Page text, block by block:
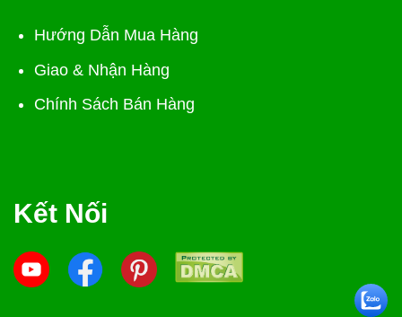
Hướng Dẫn Mua Hàng
Giao & Nhận Hàng
Chính Sách Bán Hàng
Kết Nối